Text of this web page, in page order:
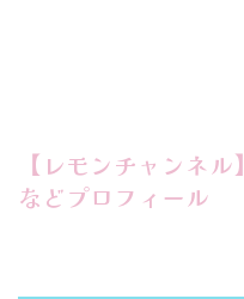
【レモンチャンネ
などプロフィール